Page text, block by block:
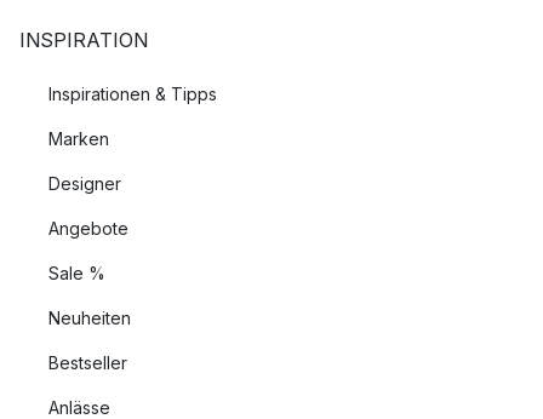
INSPIRATION
Inspirationen & Tipps
Marken
Designer
Angebote
Sale %
Neuheiten
Bestseller
Anlässe